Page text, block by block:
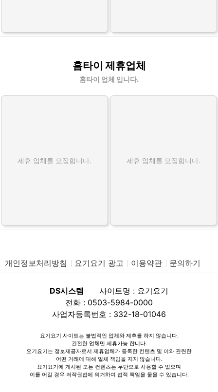
홈타이 제휴업체
홈타이 업체 입니다.
제휴 업체를 모집합니다. 제휴 업체를 모집합니다.
개인정보처리방침 요기요기 광고 이용약관 문의하기
DS시스템
사이트명 : 요기요기
전화 : 0503-5984-0000
사업자등록번호 : 332-18-01046
요기요기 사이트는 불법적인 업체와 제휴를 하지 않습니다.
건전한 업체만 제휴가능 합니다.
요기요기는 정보제공자로서 제휴업체가 등록한 컨텐츠 및 이와 관련한
어떤 거래에 대해 일체 책임을 지지 않습니다.
요기요기에 게시된 모든 컨텐츠는 무단으로 사용할 수 없으며
이를 어길 경우 저작권법에 의거하여 법적 책임을 물을 수 있습니다.